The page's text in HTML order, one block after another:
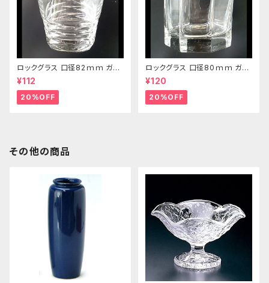
ロックグラス 口径82ｍｍ ガラ
ス製 250cc
¥112
20%OFF
ロックグラス 口径80ｍｍ ガラ
ス製 220cc
¥120
20%OFF
その他の商品